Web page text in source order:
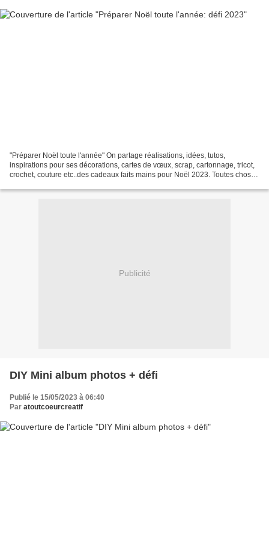
"Préparer Noël toute l'année" On partage réalisations, idées, tutos,
inspirations pour ses décorations, cartes de vœux, scrap, cartonnage, tricot,
crochet, couture etc..des cadeaux faits mains pour Noël 2023. Toutes choses
Publicité
DIY Mini album photos + défi
Publié le 15/05/2023 à 06:40
Par atoutcoeurcreatif